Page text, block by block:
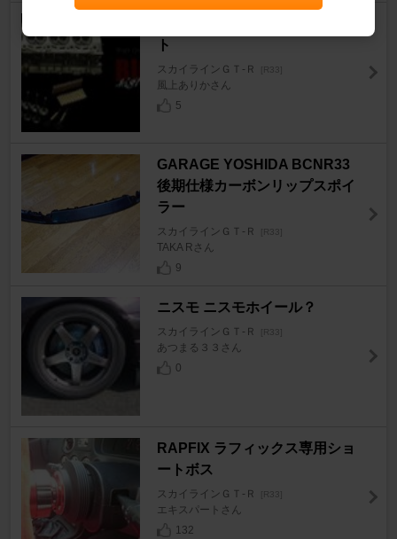
ト
スカイラインＧＴ‐Ｒ [R33]
風上ありかさん
5
GARAGE YOSHIDA BCNR33
後期仕様カーボンリップスポイ
ラー
スカイラインＧＴ‐Ｒ [R33]
TAKA Rさん
9
ニスモ ニスモホイール？
スカイラインＧＴ‐Ｒ [R33]
あつまる３３さん
0
RAPFIX ラフィックス専用ショ
ートボス
スカイラインＧＴ‐Ｒ [R33]
エキスパートさん
132